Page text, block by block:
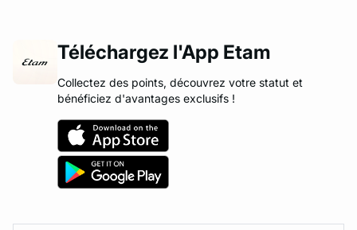
Téléchargez l'App Etam
Collectez des points, découvrez votre statut et
bénéficiez d'avantages exclusifs !